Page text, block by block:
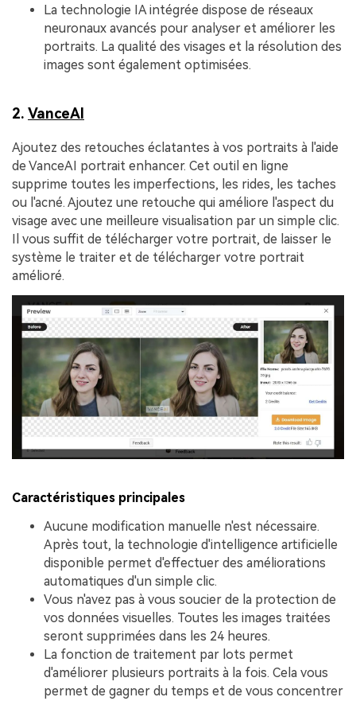
La technologie IA intégrée dispose de réseaux
neuronaux avancés pour analyser et améliorer les
portraits. La qualité des visages et la résolution des
images sont également optimisées.
2. VanceAI
Ajoutez des retouches éclatantes à vos portraits à l'aide
de VanceAI portrait enhancer. Cet outil en ligne
supprime toutes les imperfections, les rides, les taches
ou l'acné. Ajoutez une retouche qui améliore l'aspect du
visage avec une meilleure visualisation par un simple clic.
Il vous suffit de télécharger votre portrait, de laisser le
système le traiter et de télécharger votre portrait
amélioré.
Caractéristiques principales
Aucune modification manuelle n'est nécessaire.
Après tout, la technologie d'intelligence artificielle
disponible permet d'effectuer des améliorations
automatiques d'un simple clic.
Vous n'avez pas à vous soucier de la protection de
vos données visuelles. Toutes les images traitées
seront supprimées dans les 24 heures.
La fonction de traitement par lots permet
d'améliorer plusieurs portraits à la fois. Cela vous
permet de gagner du temps et de vous concentrer